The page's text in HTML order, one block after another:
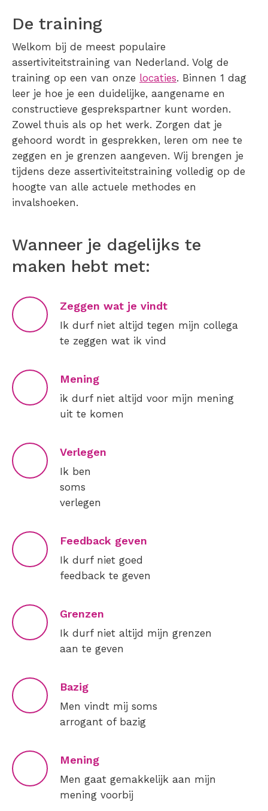
De training
Welkom bij de meest populaire
assertiviteitstraining van Nederland. Volg de
training op een van onze locaties. Binnen 1 dag
leer je hoe je een duidelijke, aangename en
constructieve gesprekspartner kunt worden.
Zowel thuis als op het werk. Zorgen dat je
gehoord wordt in gesprekken, leren om nee te
zeggen en je grenzen aangeven. Wij brengen je
tijdens deze assertiviteitstraining volledig op de
hoogte van alle actuele methodes en
invalshoeken.
Wanneer je dagelijks te
maken hebt met:
Zeggen wat je vindt
Ik durf niet altijd tegen mijn collega
te zeggen wat ik vind
Mening
ik durf niet altijd voor mijn mening
uit te komen
Verlegen
Ik ben
soms
verlegen
Feedback geven
Ik durf niet goed
feedback te geven
Grenzen
Ik durf niet altijd mijn grenzen
aan te geven
Bazig
Men vindt mij soms
arrogant of bazig
Mening
Men gaat gemakkelijk aan mijn
mening voorbij